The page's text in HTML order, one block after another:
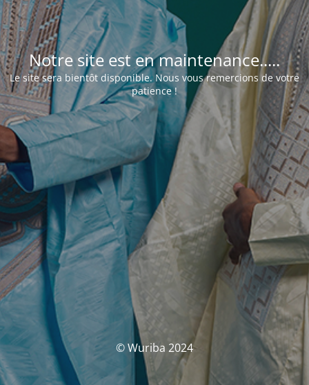
Notre site est en maintenance.....
Le site sera bientôt disponible. Nous vous remercions de votre
patience !
© Wuriba 2024